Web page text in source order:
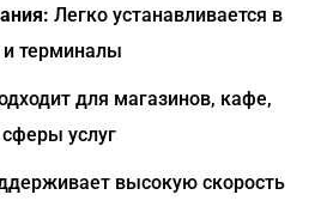
Легко устанавливается в
терминалы
для магазинов, кафе,
услуг
высокую скорость